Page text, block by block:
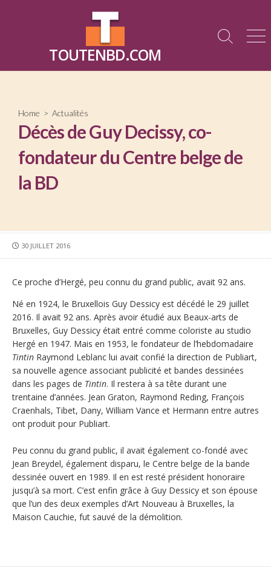
TOUTENBD.COM
Search
Home > Actualités
Décès de Guy Decissy, co-
fondateur du Centre belge de
la BD
PUBLISHED
30 JUILLET 2016
Ce proche d’Hergé, peu connu du grand public, avait 92 ans.
Né en 1924, le Bruxellois Guy Dessicy est décédé le 29 juillet
2016. Il avait 92 ans. Après avoir étudié aux Beaux-arts de
Bruxelles, Guy Dessicy était entré comme coloriste au studio
Hergé en 1947. Mais en 1953, le fondateur de l’hebdomadaire
Tintin Raymond Leblanc lui avait confié la direction de Publiart,
sa nouvelle agence associant publicité et bandes dessinées
dans les pages de Tintin. Il restera à sa tête durant une
trentaine d’années. Jean Graton, Raymond Reding, François
Craenhals, Tibet, Dany, William Vance et Hermann entre autres
ont produit pour Publiart.
Peu connu du grand public, il avait également co-fondé avec
Jean Breydel, également disparu, le Centre belge de la bande
dessinée ouvert en 1989. Il en est resté président honoraire
jusqu’à sa mort. C’est enfin grâce à Guy Dessicy et son épouse
que l’un des deux exemples d’Art Nouveau à Bruxelles, la
Maison Cauchie, fut sauvé de la démolition.